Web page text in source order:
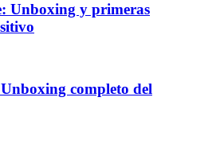
Unboxing y primeras
completo del